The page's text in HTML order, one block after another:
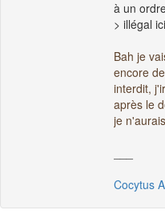
à un
> illégal
Bah je
encore
interdit,
après le
je
Cocytus